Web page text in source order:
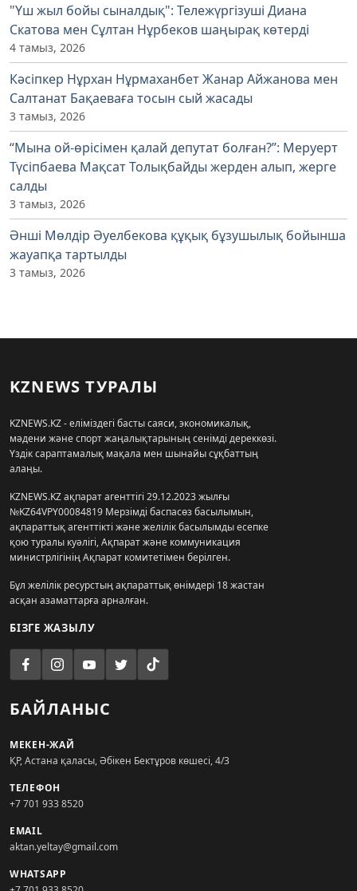
"Үш жыл бойы сыналдық": Тележүргізуші Диана
Скатова мен Сұлтан Нұрбеков шаңырақ көтерді
4 тамыз, 2026
Кәсіпкер Нұрхан Нұрмаханбет Жанар Айжанова мен
Салтанат Бақаеваға тосын сый жасады
3 тамыз, 2026
“Мына ой-өрісімен қалай депутат болған?”: Меруерт
Түсіпбаева Мақсат Толықбайды жерден алып, жерге
салды
3 тамыз, 2026
Әнші Мөлдір Әуелбекова құқық бұзушылық бойынша
жауапқа тартылды
3 тамыз, 2026
KZNEWS ТУРАЛЫ
KZNEWS.KZ - еліміздегі басты саяси, экономикалық,
мәдени және спорт жаңалықтарының сенімді дереккөзі.
Үздік сараптамалық мақала мен шынайы сұқбаттың
алаңы.
KZNEWS.KZ ақпарат агенттігі 29.12.2023 жылғы
№KZ64VPY00084819 Мерзімді баспасөз басылымын,
ақпараттық агенттікті және желілік басылымды есепке
қою туралы куәлігі, Ақпарат және коммуникация
министрлігінің Ақпарат комитетімен берілген.
Бұл желілік ресурстың ақпараттық өнімдері 18 жастан
асқан азаматтарға арналған.
БІЗГЕ ЖАЗЫЛУ
БАЙЛАНЫС
МЕКЕН-ЖАЙ
ҚР, Астана қаласы, Әбікен Бектұров көшесі, 4/3
ТЕЛЕФОН
+7 701 933 8520
EMAIL
aktan.yeltay@gmail.com
WHATSAPP